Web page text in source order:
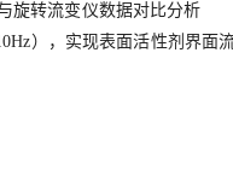
旋转流变仪数据对比分析
），实现表面活性剂界面